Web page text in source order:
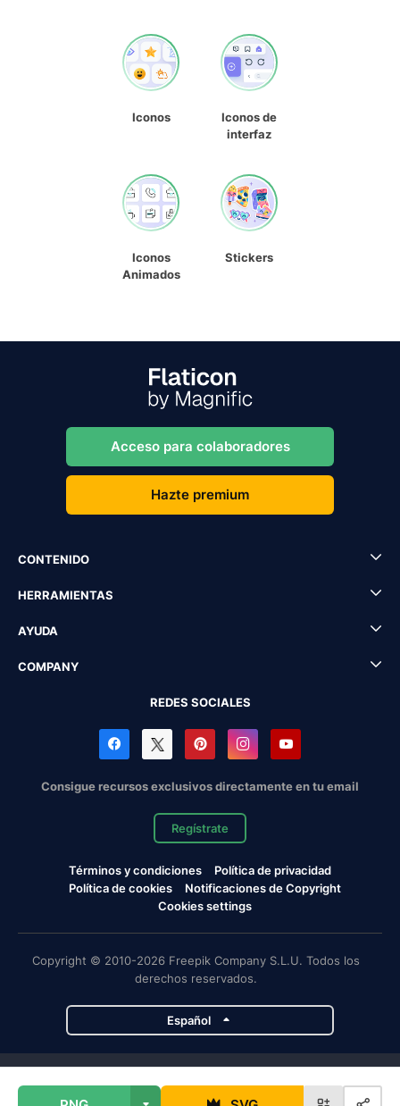
Iconos
Iconos de
interfaz
Iconos
Animados
Stickers
Acceso para colaboradores
Hazte premium
CONTENIDO
HERRAMIENTAS
AYUDA
COMPANY
REDES SOCIALES
Consigue recursos exclusivos directamente en tu email
Regístrate
Términos y condiciones
Política de privacidad
Política de cookies
Notificaciones de Copyright
Cookies settings
Copyright © 2010-2026 Freepik Company S.L.U. Todos los
derechos reservados.
Español